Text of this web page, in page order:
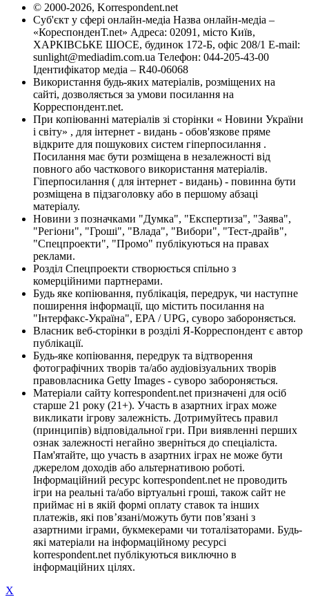
© 2000-2026, Korrespondent.net
Суб'єкт у сфері онлайн-медіа Назва онлайн-медіа –
«КореспонденТ.net» Адреса: 02091, місто Київ,
ХАРКІВСЬКЕ ШОСЕ, будинок 172-Б, офіс 208/1 E-mail:
sunlight@mediadim.com.ua Телефон: 044-205-43-00
Ідентифікатор медіа – R40-06068
Використання будь-яких матеріалів, розміщених на
сайті, дозволяється за умови посилання на
Корреспондент.net.
При копіюванні матеріалів зі сторінки « Новини України
і світу» , для інтернет - видань - обов'язкове пряме
відкрите для пошукових систем гіперпосилання .
Посилання має бути розміщена в незалежності від
повного або часткового використання матеріалів.
Гіперпосилання ( для інтернет - видань) - повинна бути
розміщена в підзаголовку або в першому абзаці
матеріалу.
Новини з позначками "Думка", "Експертиза", "Заява",
"Регіони", "Гроші", "Влада", "Вибори", "Тест-драйв",
"Спецпроекти", "Промо" публікуються на правах
реклами.
Розділ Спецпроекти створюється спільно з
комерційними партнерами.
Будь яке копіювання, публікація, передрук, чи наступне
поширення інформації, що містить посилання на
"Інтерфакс-Україна", EPA / UPG, суворо забороняється.
Власник веб-сторінки в розділі Я-Корреспондент є автор
публікації.
Будь-яке копіювання, передрук та відтворення
фотографічних творів та/або аудіовізуальних творів
правовласника Getty Images - суворо забороняється.
Матеріали сайту korrespondent.net призначені для осіб
старше 21 року (21+). Участь в азартних іграх може
викликати ігрову залежність. Дотримуйтесь правил
(принципів) відповідальної гри. При виявленні перших
ознак залежності негайно зверніться до спеціаліста.
Пам'ятайте, що участь в азартних іграх не може бути
джерелом доходів або альтернативою роботі.
Інформаційний ресурс korrespondent.net не проводить
ігри на реальні та/або віртуальні гроші, також сайт не
приймає ні в якій формі оплату ставок та інших
платежів, які пов’язані/можуть бути пов’язані з
азартними іграми, букмекерами чи тоталізаторами. Будь-
які матеріали на інформаційному ресурсі
korrespondent.net публікуються виключно в
інформаційних цілях.
X